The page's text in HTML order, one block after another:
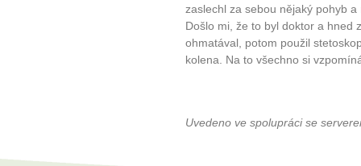
zaslechl za sebou nějaký pohyb
Došlo mi, že to byl doktor a hned
ohmatával, potom použil
kolena. Na to všechno si
Uvedeno ve spolupráci se